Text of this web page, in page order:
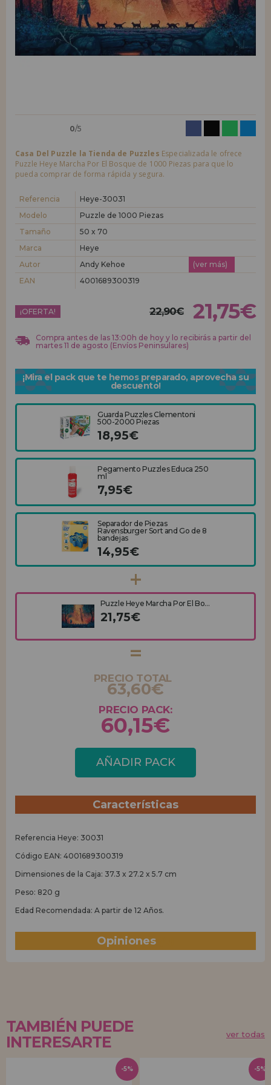
LIQUIDACIONES
INFORMACIÓN
Quiero registrarme como
nuevo cliente
Al crear una cuenta en casadelpuzzle.com podrás realizar tus compras
nuevo distribuidor
¿Eres Profesional o Empresa?. ¿Quieres vender en tu negocio
condiciones de ventas con descuentos especiales para la distribución.
¡Adelante! Te estábamos esperando.
0/5
Casa Del Puzzle la Tienda de Puzzles Especializada le ofrece
Puzzle Heye Marcha Por El Bosque de 1000 Piezas para que lo
pueda comprar de forma rápida y segura.
Referencia
Heye-30031
Modelo
Puzzle de 1000 Piezas
Tamaño
50 x 70
Marca
Heye
Autor
Andy Kehoe
(ver más)
EAN
4001689300319
¡OFERTA! 22,90€ 21,75€
Compra antes de las 13:00h de hoy y lo recibirás a partir del
martes 11 de agosto (Envíos Peninsulares)
¡Mira el pack que te hemos preparado, aprovecha su
descuento!
Guarda Puzzles Clementoni
500-2000 Piezas
18,95€
Pegamento Puzzles Educa 250
ml
7,95€
Separador de Piezas
Ravensburger Sort and Go de 8
bandejas
14,95€
Puzzle Heye Marcha Por El Bo...
21,75€
PRECIO TOTAL
63,60€
PRECIO PACK:
60,15€
AÑADIR PACK
Características
Referencia Heye: 30031
Código EAN: 4001689300319
Dimensiones de la Caja: 37.3 x 27.2 x 5.7 cm
Peso: 820 g
Edad Recomendada: A partir de 12 Años.
Opiniones
TAMBIÉN PUEDE
INTERESARTE
ver todas
-5% -5%